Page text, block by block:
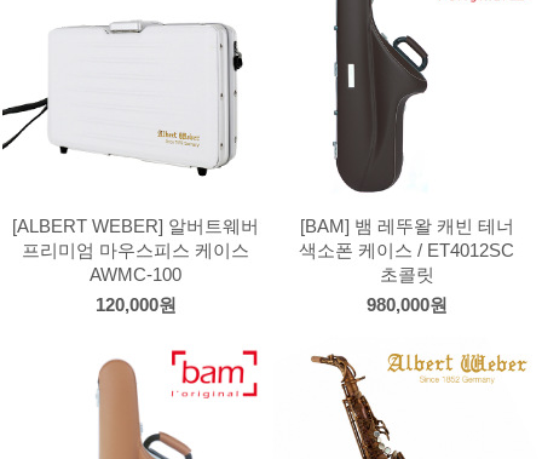
[ALBERT WEBER] 알버트웨버
프리미엄 마우스피스 케이스
AWMC-100
120,000원
[BAM] 뱀 레뚜왈 캐빈 테너
색소폰 케이스 / ET4012SC
초콜릿
980,000원